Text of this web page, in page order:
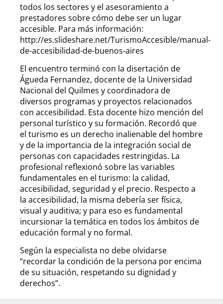
todos los sectores y el asesoramiento a
prestadores sobre cómo debe ser un lugar
accesible. Para más información:
http://es.slideshare.net/TurismoAccesible/manual-
de-accesibilidad-de-buenos-aires
El encuentro terminó con la disertación de
Águeda Fernandez, docente de la Universidad
Nacional del Quilmes y coordinadora de
diversos programas y proyectos relacionados
con accesibilidad. Esta docente hizo mención del
personal turístico y su formación. Recordó que
el turismo es un derecho inalienable del hombre
y de la importancia de la integración social de
personas con capacidades restringidas. La
profesional reflexionó sobre las variables
fundamentales en el turismo: la calidad,
accesibilidad, seguridad y el precio. Respecto a
la accesibilidad, la misma debería ser física,
visual y auditiva; y para eso es fundamental
incursionar la temática en todos los ámbitos de
educación formal y no formal.
Según la especialista no debe olvidarse
“recordar la condición de la persona por encima
de su situación, respetando su dignidad y
derechos”.